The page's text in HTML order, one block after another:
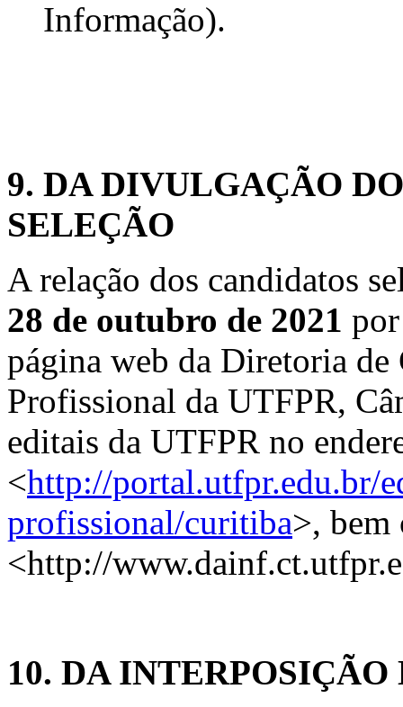
Informação).
9. DA DIVULGAÇÃO
SELEÇÃO
A relação dos candidatos
28 de outubro de 2021
página web da Diretoria de
Profissional da UTFPR,
editais da UTFPR no
<http://portal.utfpr.edu.br/
profissional/curitiba>, bem
<http://
10. DA INTERPOSIÇÃO